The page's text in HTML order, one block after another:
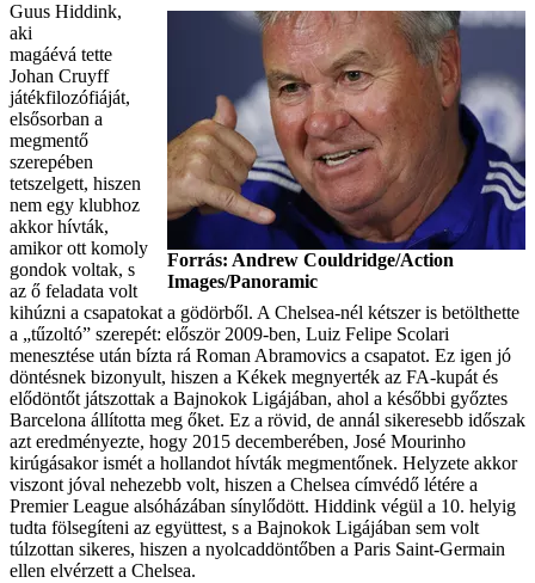
Forrás: Andrew Couldridge/Action
Images/Panoramic
Guus Hiddink,
aki
magáévá tette
Johan Cruyff
játékfilozófiáját,
elsősorban a
megmentő
szerepében
tetszelgett, hiszen
nem egy klubhoz
akkor hívták,
amikor ott komoly
gondok voltak, s
az ő feladata volt
kihúzni a csapatokat a gödörből. A Chelsea-nél kétszer is betölthette
a „tűzoltó” szerepét: először 2009-ben, Luiz Felipe Scolari
menesztése után bízta rá Roman Abramovics a csapatot. Ez igen jó
döntésnek bizonyult, hiszen a Kékek megnyerték az FA-kupát és
elődöntőt játszottak a Bajnokok Ligájában, ahol a későbbi győztes
Barcelona állította meg őket. Ez a rövid, de annál sikeresebb időszak
azt eredményezte, hogy 2015 decemberében, José Mourinho
kirúgásakor ismét a hollandot hívták megmentőnek. Helyzete akkor
viszont jóval nehezebb volt, hiszen a Chelsea címvédő létére a
Premier League alsóházában sínylődött. Hiddink végül a 10. helyig
tudta fölsegíteni az együttest, s a Bajnokok Ligájában sem volt
túlzottan sikeres, hiszen a nyolcaddöntőben a Paris Saint-Germain
ellen elvérzett a Chelsea.